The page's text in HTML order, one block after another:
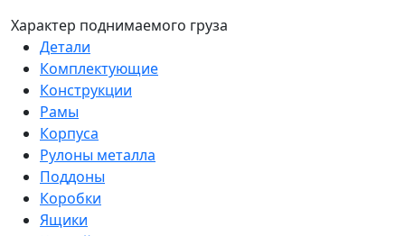
Характер поднимаемого груза
Детали
Комплектующие
Конструкции
Рамы
Корпуса
Рулоны металла
Поддоны
Коробки
Ящики